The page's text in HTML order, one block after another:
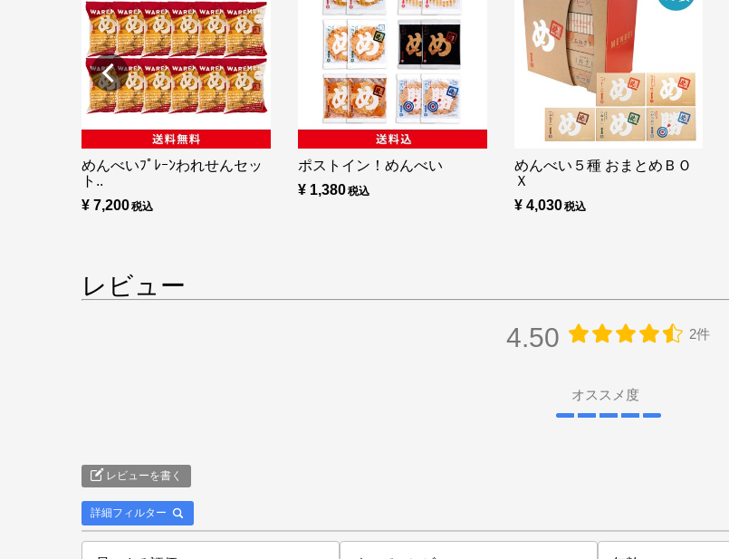
めんべいﾌﾟﾚｰﾝわれせんセッ
ト..
¥ 7,200
ポストイン！めんべい
¥ 1,380
めんべい５種 おまとめＢＯ
Ｘ
¥ 4,030
レビュー
4.50 2件
オススメ度
レビューを書く
詳細フィルター